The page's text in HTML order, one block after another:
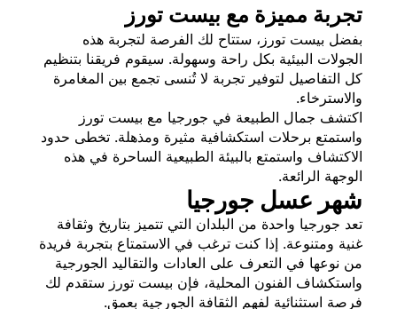
تجربة مميزة مع بيست تورز
بفضل بيست تورز، ستتاح لك الفرصة لتجربة هذه
الجولات البيئية بكل راحة وسهولة. سيقوم فريقنا بتنظيم
كل التفاصيل لتوفير تجربة لا تُنسى تجمع بين المغامرة
والاسترخاء.
اكتشف جمال الطبيعة في جورجيا مع بيست تورز
واستمتع برحلات استكشافية مثيرة ومذهلة. تخطى حدود
الاكتشاف واستمتع بالبيئة الطبيعية الساحرة في هذه
الوجهة الرائعة.
شهر عسل جورجيا
تعد جورجيا واحدة من البلدان التي تتميز بتاريخ وثقافة
غنية ومتنوعة. إذا كنت ترغب في الاستمتاع بتجربة فريدة
من نوعها في التعرف على العادات والتقاليد الجورجية
واستكشاف الفنون المحلية، فإن بيست تورز ستقدم لك
فرصة استثنائية لفهم الثقافة الجورجية بعمق.